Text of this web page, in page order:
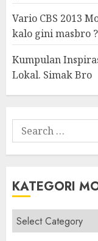
Vario CBS 2013
kalo gini masbro
Kumpulan
Lokal. Simak Bro
Search
for:
KATEGORI
Kategori
modif